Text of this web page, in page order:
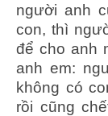
người anh
con, thì
để cho anh
anh em:
không có
rồi cũng